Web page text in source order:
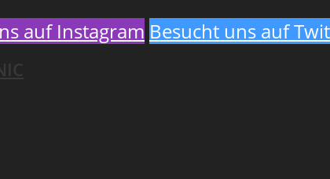
auf Instagram Besucht uns auf